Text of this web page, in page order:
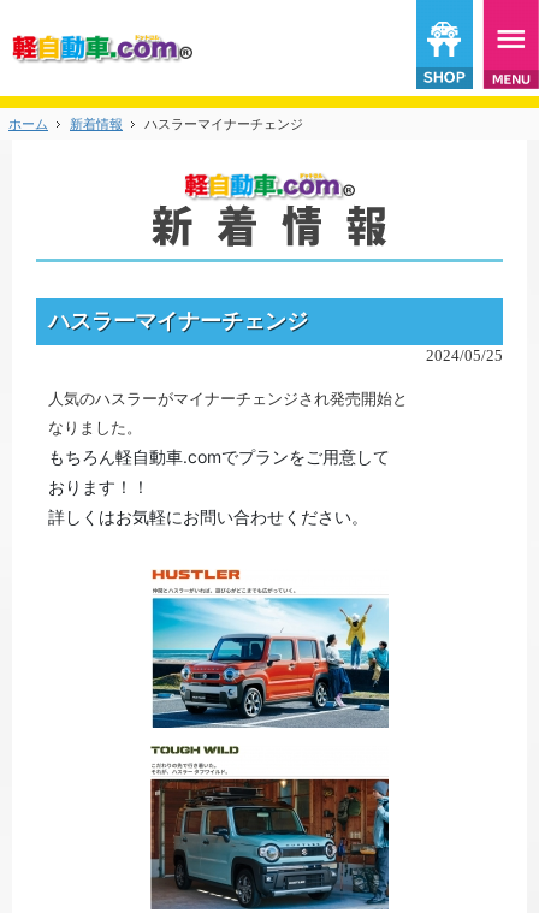
ホーム 新着情報 ハスラーマイナーチェンジ
ハスラーマイナーチェンジ
2024/05/25
人気のハスラーがマイナーチェンジされ発売開始と
なりました。
もちろん軽自動車.comでプランをご用意して
おります！！
詳しくはお気軽にお問い合わせください。